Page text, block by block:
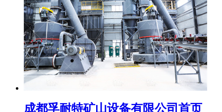
成都孚耐特矿山设备有限公司首页